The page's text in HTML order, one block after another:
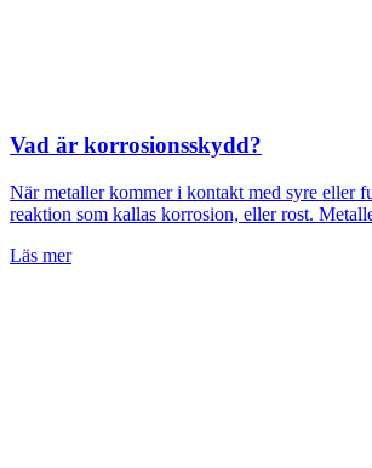
Vad är korrosionsskydd?
När metaller kommer i kontakt med syre eller
reaktion som kallas korrosion, eller rost.
Läs mer